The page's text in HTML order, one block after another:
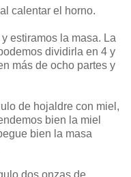
calentar el horno.
estiramos la masa. La
dividirla en 4 y
más de ocho partes y
de hojaldre con miel,
bien la miel
bien la masa
dos onzas de